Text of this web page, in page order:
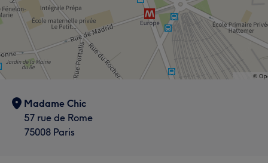
Madame Chic
57 rue de Rome
75008 Paris